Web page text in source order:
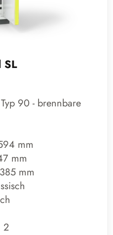
SL
90 - brennbare
mm
mm
mm
2